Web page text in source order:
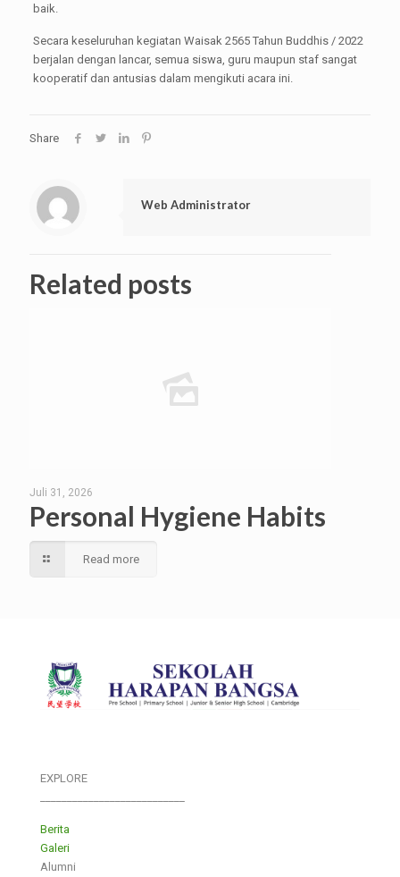
baik.
Secara keseluruhan kegiatan Waisak 2565 Tahun Buddhis / 2022
berjalan dengan lancar, semua siswa, guru maupun staf sangat
kooperatif dan antusias dalam mengikuti acara ini.
Share
Web Administrator
Related posts
Juli 31, 2026
Personal Hygiene Habits
Read more
EXPLORE
Berita
Galeri
Alumni